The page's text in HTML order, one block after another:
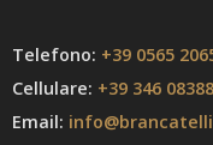
Telefono: +39 0565
Cellulare: +39 346
Email: